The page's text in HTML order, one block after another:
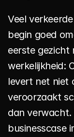
Veel
begin goed
eerste gezicht
werkelijkheid:
levert net niet
veroorzaakt
dan
businesscase